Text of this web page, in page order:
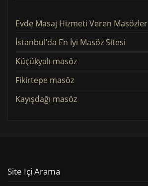
Evde Masaj Hizmeti Veren Masözler
İstanbul’da En İyi Masöz Sitesi
Küçükyalı masöz
Fikirtepe masöz
Kayışdağı masöz
Site Içi Arama